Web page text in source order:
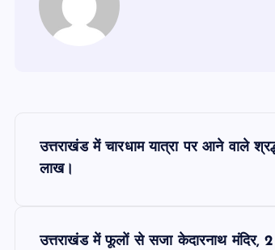
उत्तराखंड में चारधाम यात्रा पर आने वाले
लाख।
उत्तराखंड में फूलों से सजा केदारनाथ मंदिर,